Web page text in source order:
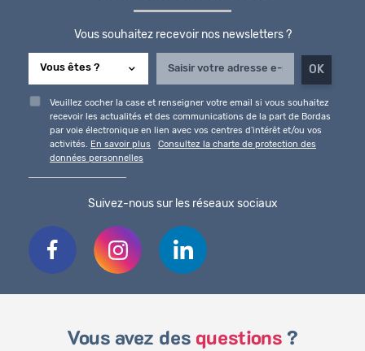
Vous souhaitez recevoir nos newsletters ?
Veuillez cocher la case et renseigner votre email si vous souhaitez
recevoir les actualités et des communications de la part de Bordas
par voie électronique en lien avec vos centres d'intérêt et/ou vos
activités.
En savoir plus
Consultez la charte de protection des
données personnelles
Suivez-nous sur les réseaux sociaux
Vous avez des questions ?